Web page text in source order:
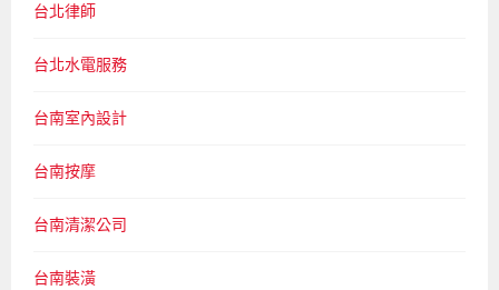
台北律師
台北水電服務
台南室內設計
台南按摩
台南清潔公司
台南裝潢